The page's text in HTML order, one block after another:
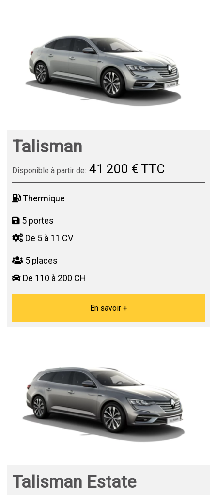
Talisman
Disponible à partir de: 41 200 € TTC
Thermique
5 portes
De 5 à 11 CV
5 places
De 110 à 200 CH
En savoir +
Talisman Estate